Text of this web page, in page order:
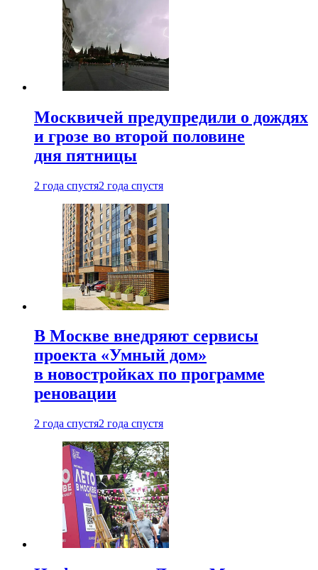
Москвичей предупредили о дождях
и грозе во второй половине
дня пятницы
2 года спустя2 года спустя
В Москве внедряют сервисы
проекта «Умный дом»
в новостройках по программе
реновации
2 года спустя2 года спустя